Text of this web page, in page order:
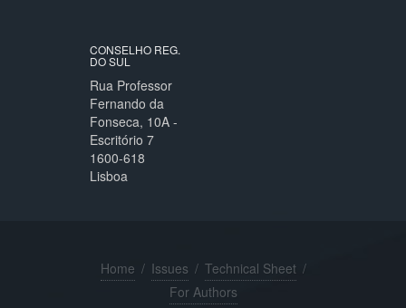
CONSELHO REG.
DO SUL
Rua Professor
Fernando da
Fonseca, 10A -
Escritório 7
1600-618
Lisboa
Home / Issues / Technical Sheet /
For Authors